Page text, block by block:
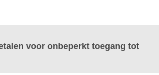
voor onbeperkt toegang tot